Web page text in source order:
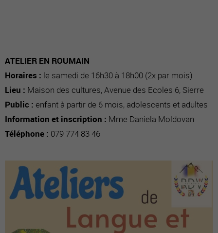
ATELIER EN ROUMAIN
Horaires : le samedi de 16h30 à 18h00 (2x par mois)
Lieu : Maison des cultures, Avenue des Ecoles 6, Sierre
Public : enfant à partir de 6 mois, adolescents et adultes
Information et inscription : Mme Daniela Moldovan
Téléphone : 079 774 83 46